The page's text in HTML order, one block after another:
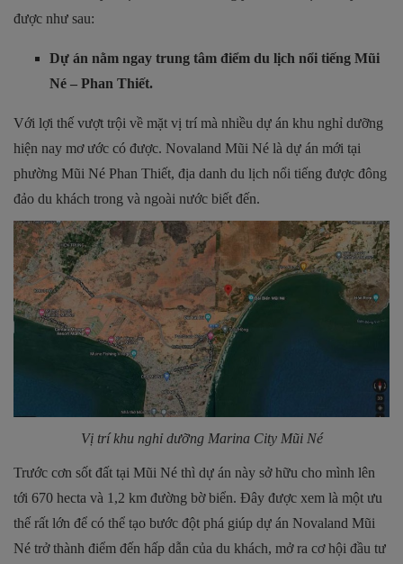
được như sau:
Dự án nằm ngay trung tâm điểm du lịch nổi tiếng Mũi
Né – Phan Thiết.
Với lợi thế vượt trội về mặt vị trí mà nhiều dự án khu nghỉ dưỡng
hiện nay mơ ước có được. Novaland Mũi Né là dự án mới tại
phường Mũi Né Phan Thiết, địa danh du lịch nổi tiếng được đông
đảo du khách trong và ngoài nước biết đến.
Vị trí khu nghỉ dưỡng Marina City Mũi Né
Trước cơn sốt đất tại Mũi Né thì dự án này sở hữu cho mình lên
tới 670 hecta và 1,2 km đường bờ biển. Đây được xem là một ưu
thế rất lớn để có thể tạo bước đột phá giúp dự án Novaland Mũi
Né trở thành điểm đến hấp dẫn của du khách, mở ra cơ hội đầu tư